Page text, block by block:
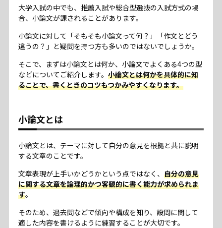
大学入試の中でも、推薦入試や総合型選抜の入試方式の場
合、小論文が課されることがあります。
小論文に対して「そもそも小論文って何？」「作文とどう
違うの？」と疑問を持つ方も多いのではないでしょうか。
そこで、まずは小論文とは何か、小論文でよくある4つの型
などについてご紹介します。 小論文とは何かを具体的に知
ることで、書くときのコツもつかみやすくなります。
小論文とは
小論文とは、テーマに対して自分の意見を根拠と共に説明
する文章のことです。
文章表現が上手いかどうかという点ではなく、 自分の意見
に関する文章を論理的かつ客観的に書く能力が求められま
す。
そのため、過去問などで傾向や構成を知り、設問に関して
適した内容を書けるように練習することが大切です。